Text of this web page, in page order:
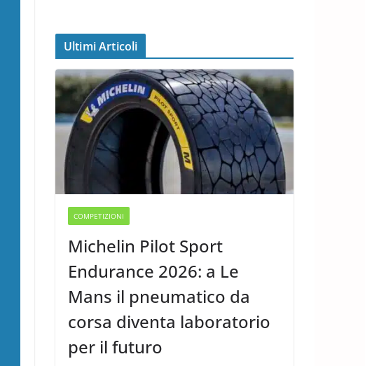
Ultimi Articoli
COMPETIZIONI
Michelin Pilot Sport
Endurance 2026: a Le
Mans il pneumatico da
corsa diventa laboratorio
per il futuro